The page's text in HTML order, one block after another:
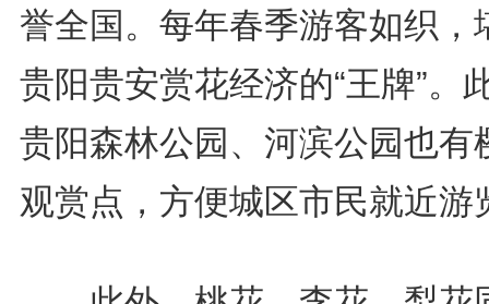
誉全国。每年春季游客如织，
贵阳贵安赏花经济的“王牌”。
贵阳森林公园、河滨公园也有
观赏点，方便城区市民就近游